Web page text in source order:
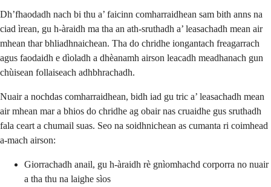
Dh’fhaodadh nach bi thu a’ faicinn comharraidhean sam bith anns na
ciad ìrean, gu h-àraidh ma tha an ath-sruthadh a’ leasachadh mean air
mhean thar bhliadhnaichean. Tha do chridhe iongantach freagarrach
agus faodaidh e dìoladh a dhèanamh airson leacadh meadhanach gun
chùisean follaiseach adhbhrachadh.
Nuair a nochdas comharraidhean, bidh iad gu tric a’ leasachadh mean
air mhean mar a bhios do chridhe ag obair nas cruaidhe gus sruthadh
fala ceart a chumail suas. Seo na soidhnichean as cumanta ri coimhead
a-mach airson:
Giorrachadh anail, gu h-àraidh rè gnìomhachd corporra no nuair
a tha thu na laighe sìos